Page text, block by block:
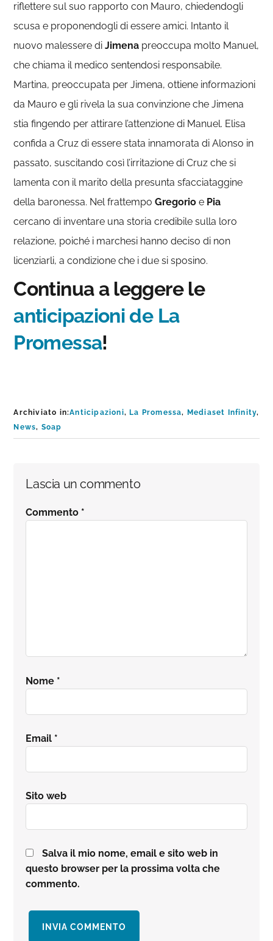
riflettere sul suo rapporto con Mauro, chiedendogli
scusa e proponendogli di essere amici. Intanto il
nuovo malessere diJimena preoccupa molto Manuel,
che chiama il medico sentendosi responsabile.
Martina, preoccupata per Jimena, ottiene informazioni
da Mauro e gli rivela la sua convinzione che Jimena
stia fingendo per attirare l’attenzione di Manuel. Elisa
confida a Cruz di essere stata innamorata di Alonso in
passato, suscitando così l’irritazione di Cruz che si
lamenta con il marito della presunta sfacciataggine
della baronessa. Nel frattempoGregorio e Pia
cercano di inventare una storia credibile sulla loro
relazione, poiché i marchesi hanno deciso di non
licenziarli, a condizione che i due si sposino.
Continua a leggere le
anticipazioni de La
Promessa!
Archiviato in:Anticipazioni, La Promessa, Mediaset Infinity,
News, Soap
Interazioni
del
Lascia un commento
Commento *
Nome *
Email *
Sito web
Salva il mio nome, email e sito web in
questo browser per la prossima volta che
commento.